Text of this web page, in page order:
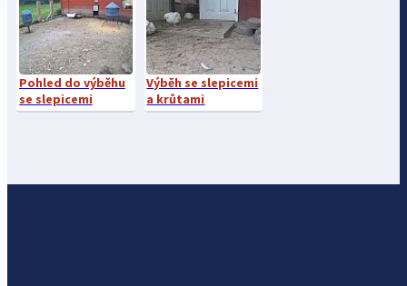
Pohled do výběhu
se slepicemi
Výběh se slepicemi
a krůtami